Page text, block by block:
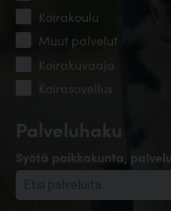
Palveluhaku
Syötä paikkakunta,
Koirakoulu
Muut palvelut
Koirakuvaaja
Koirasovellus